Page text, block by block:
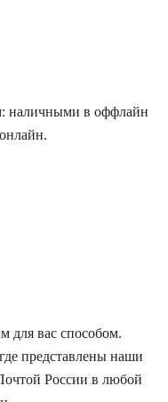
наличными в оффлайн
для вас способом.
представлены наши
России в любой